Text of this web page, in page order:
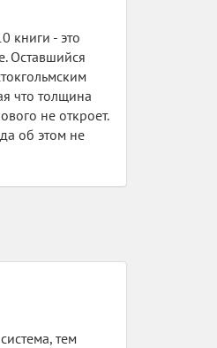
книги - это
Оставшийся
что толщина
не откроет.
об этом не
тем